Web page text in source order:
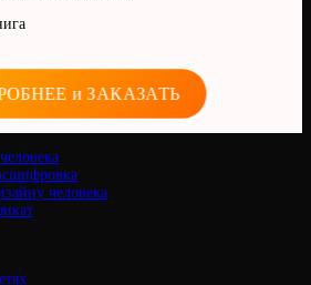
и ЗАКАЗАТЬ
человека